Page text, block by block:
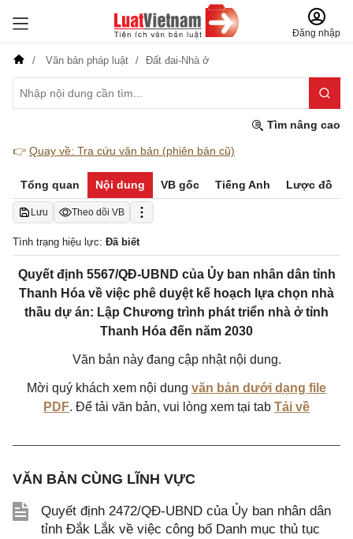
Đăng nhập
Văn bản pháp luật Đất đai-Nhà ở
Tìm nâng cao
👉 Quay về: Tra cứu văn bản (phiên bản cũ)
Tổng quan Nội dung VB gốc Tiếng Anh Lược đồ
Lưu Theo dõi VB
Tình trạng hiệu lực: Đã biết
Quyết định 5567/QĐ-UBND của Ủy ban nhân dân tỉnh
Thanh Hóa về việc phê duyệt kế hoạch lựa chọn nhà
thầu dự án: Lập Chương trình phát triển nhà ở tỉnh
Thanh Hóa đến năm 2030
Văn bản này đang cập nhật nội dung.
Mời quý khách xem nội dung văn bản dưới dạng file
PDF. Để tải văn bản, vui lòng xem tại tab Tải về
VĂN BẢN CÙNG LĨNH VỰC
Quyết định 2472/QĐ-UBND của Ủy ban nhân dân
tỉnh Đắk Lắk về việc công bố Danh mục thủ tục